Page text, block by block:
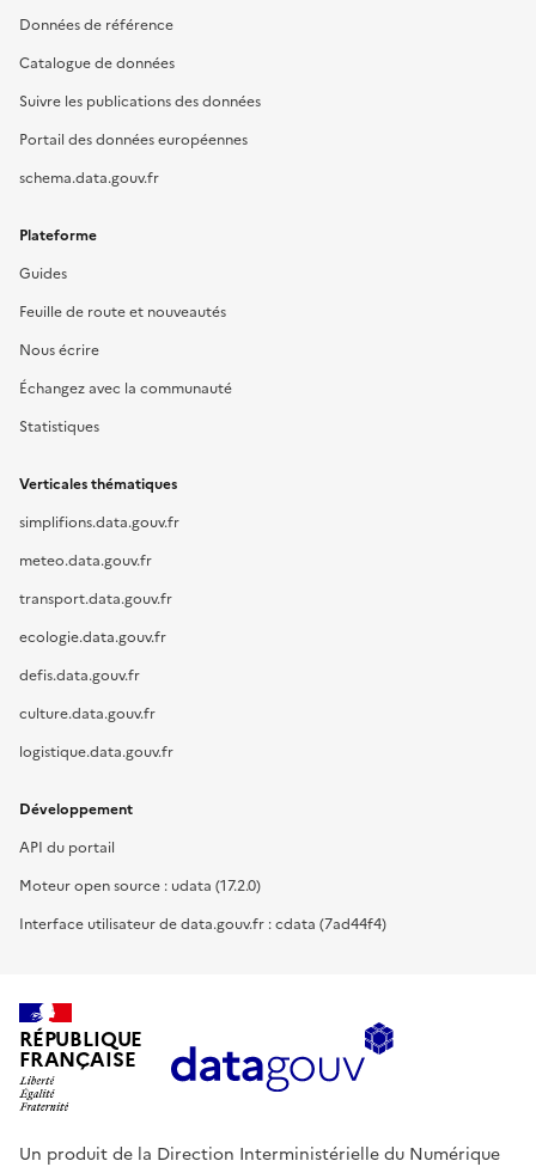
Données de référence
Catalogue de données
Suivre les publications des données
Portail des données européennes
schema.data.gouv.fr
Plateforme
Guides
Feuille de route et nouveautés
Nous écrire
Échangez avec la communauté
Statistiques
Verticales thématiques
simplifions.data.gouv.fr
meteo.data.gouv.fr
transport.data.gouv.fr
ecologie.data.gouv.fr
defis.data.gouv.fr
culture.data.gouv.fr
logistique.data.gouv.fr
Développement
API du portail
Moteur open source : udata (17.2.0)
Interface utilisateur de data.gouv.fr : cdata (7ad44f4)
RÉPUBLIQUE
FRANÇAISE
Un produit de la Direction Interministérielle du Numérique